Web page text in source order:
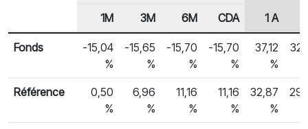
Rendements des fonds
En-tête de ligne
1M 3M 6M CDA 1 A
Fonds
-15,04
%
-15,65
%
-15,70
%
-15,70
%
37,12
%
Référence
0,50
%
6,96
%
11,16
%
11,16
%
32,87
%